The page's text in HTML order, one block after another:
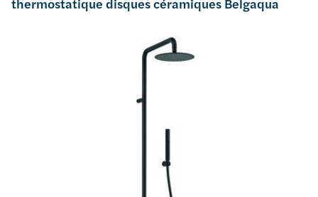
thermostatique disques céramiques Belgaqua